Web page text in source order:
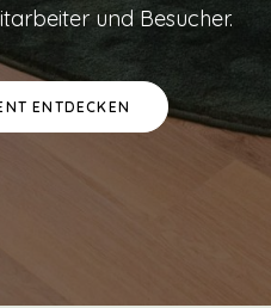
und Besucher.
ENTDECKEN